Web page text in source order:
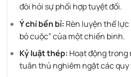
đòi hỏi sự phối hợp tuyệt đối.
Ý chí bền bỉ: Rèn luyện thể
bỏ cuộc” của một chiến binh.
Kỷ luật thép: Hoạt động
tuân thủ nghiêm ngặt các quy